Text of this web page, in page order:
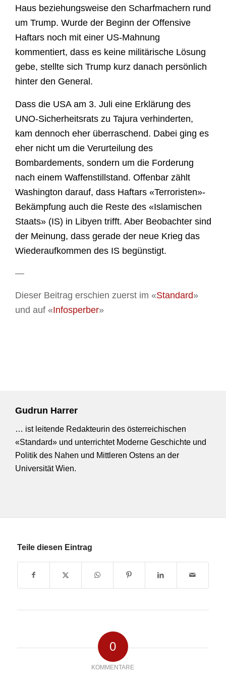
Haus beziehungsweise den Scharfmachern rund
um Trump. Wurde der Beginn der Offensive
Haftars noch mit einer US-Mahnung
kommentiert, dass es keine militärische Lösung
gebe, stellte sich Trump kurz danach persönlich
hinter den General.
Dass die USA am 3. Juli eine Erklärung des
UNO-Sicherheitsrats zu Tajura verhinderten,
kam dennoch eher überraschend. Dabei ging es
eher nicht um die Verurteilung des
Bombardements, sondern um die Forderung
nach einem Waffenstillstand. Offenbar zählt
Washington darauf, dass Haftars «Terroristen»-
Bekämpfung auch die Reste des «Islamischen
Staats» (IS) in Libyen trifft. Aber Beobachter sind
der Meinung, dass gerade der neue Krieg das
Wiederaufkommen des IS begünstigt.
—
Dieser Beitrag erschien zuerst im «Standard»
und auf «Infosperber»
Gudrun Harrer
… ist leitende Redakteurin des österreichischen
«Standard» und unterrichtet Moderne Geschichte und
Politik des Nahen und Mittleren Ostens an der
Universität Wien.
Teile diesen Eintrag
0
KOMMENTARE